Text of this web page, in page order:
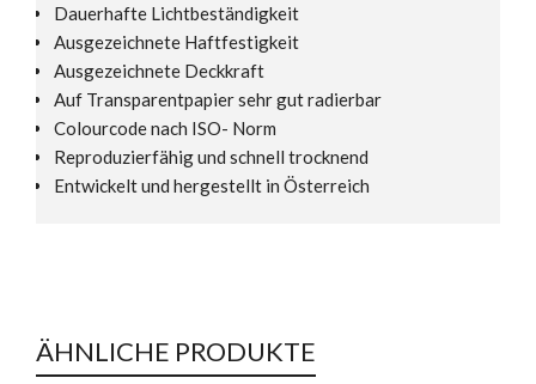
Dauerhafte Lichtbeständigkeit
Ausgezeichnete Haftfestigkeit
Ausgezeichnete Deckkraft
Auf Transparentpapier sehr gut radierbar
Colourcode nach ISO- Norm
Reproduzierfähig und schnell trocknend
Entwickelt und hergestellt in Österreich
ÄHNLICHE PRODUKTE